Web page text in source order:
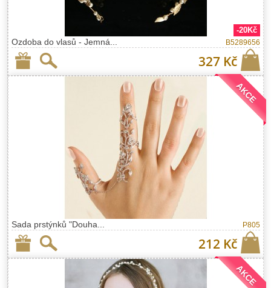
Ozdoba do vlasů - Jemná...
-20Kč
B5289656
327 Kč
Sada prstýnků "Douha... P805
212 Kč
AKCE
AKCE